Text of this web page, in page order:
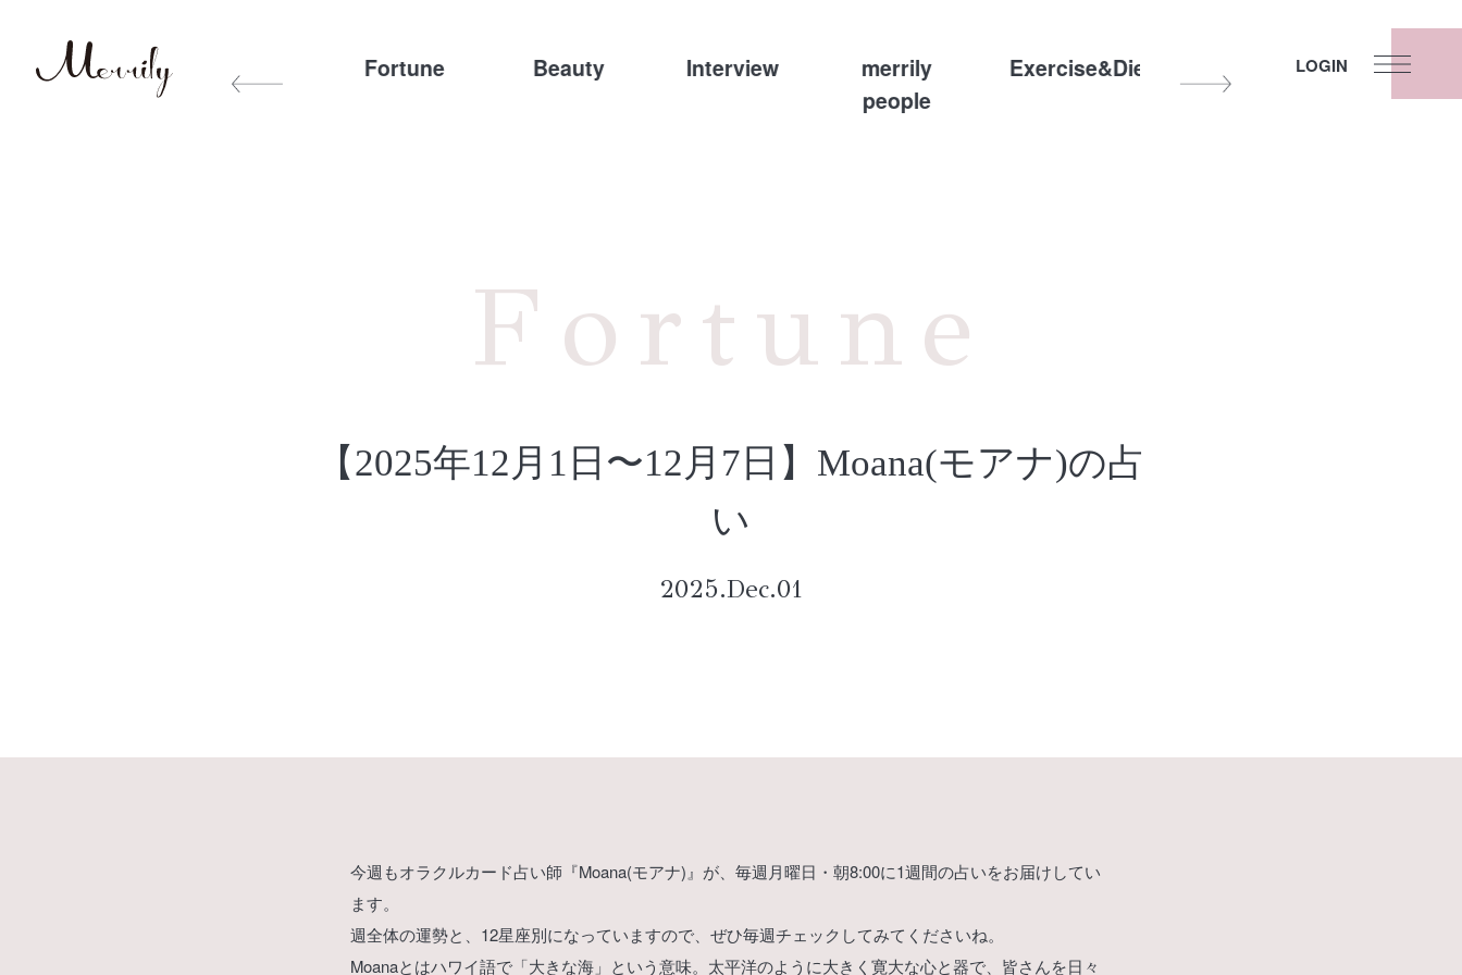
Exercise&Diet Other Fortune Beauty Interview
merrily
people
Exercise&Diet Other Fortune
LOGIN
Fortune
【2025年12月1日〜12月7日】Moana(モアナ)の占
い
2025.Dec.01
今週もオラクルカード占い師『Moana(モアナ)』が、毎週月曜日・朝8:00に1週間の占いをお届けしてい
ます。
週全体の運勢と、12星座別になっていますので、ぜひ毎週チェックしてみてくださいね。
Moanaとはハワイ語で「大きな海」という意味。太平洋のように大きく寛大な心と器で、皆さんを日々